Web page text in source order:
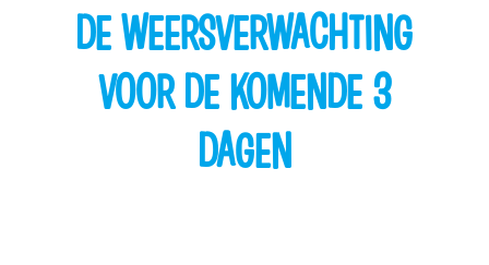
DE WEERSVERWACHTING
VOOR DE KOMENDE 3
DAGEN